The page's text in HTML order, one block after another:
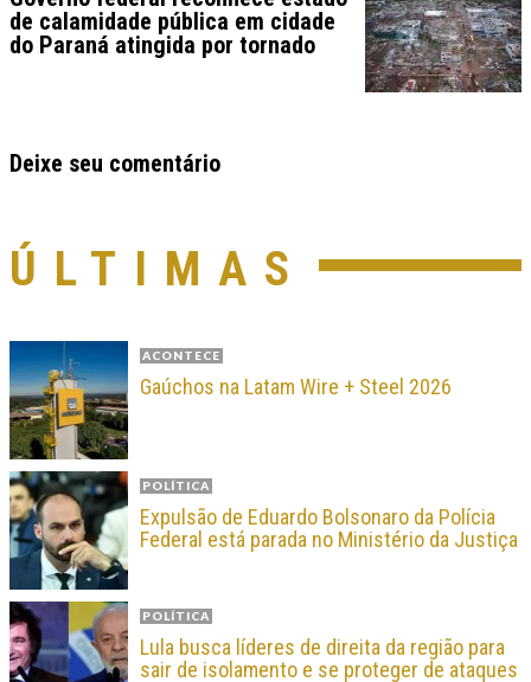
de calamidade pública em cidade
do Paraná atingida por tornado
Deixe seu comentário
ÚLTIMAS
ACONTECE
Gaúchos na Latam Wire + Steel 2026
POLÍTICA
Expulsão de Eduardo Bolsonaro da Polícia
Federal está parada no Ministério da Justiça
POLÍTICA
Lula busca líderes de direita da região para
sair de isolamento e se proteger de ataques